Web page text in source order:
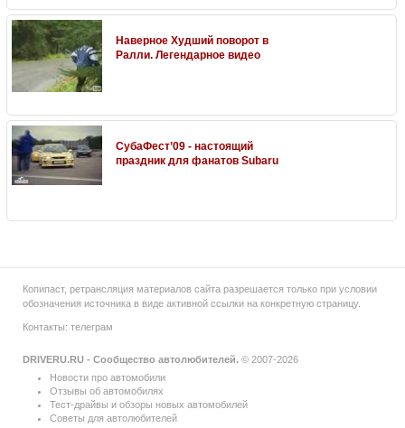
Наверное Худший поворот в
Ралли. Легендарное видео
СубаФест’09 - настоящий
праздник для фанатов Subaru
Копипаст, ретрансляция материалов сайта разрешается только при условии
обозначения источника в виде активной ссылки на конкретную страницу.
Контакты: телеграм
DRIVERU.RU - Сообщество автолюбителей. © 2007-2026
Новости про автомобили
Отзывы об автомобилях
Тест-драйвы и обзоры новых автомобилей
Советы для автолюбителей